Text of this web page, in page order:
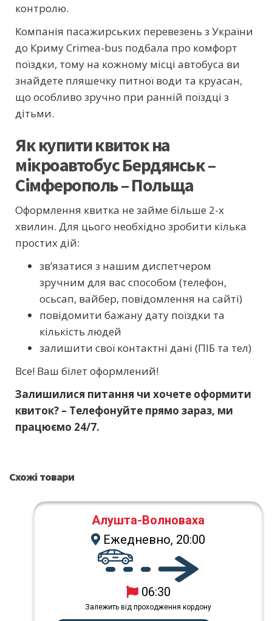
контролю.
Компанія пасажирських перевезень з України
до Криму Crimea-bus подбала про комфорт
поїздки, тому на кожному місці автобуса ви
знайдете пляшечку питної води та круасан,
що особливо зручно при ранній поїздці з
дітьми.
Як купити квиток на
мікроавтобус Бердянськ –
Сімферополь – Польща
Оформлення квитка не займе більше 2-х
хвилин. Для цього необхідно зробити кілька
простих дій:
зв’язатися з нашим диспетчером
зручним для вас способом (телефон,
осьсап, вайбер, повідомлення на сайті)
повідомити бажану дату поїздки та
кількість людей
залишити свої контактні дані (ПІБ та тел)
Все! Ваш білет оформлений!
Залишилися питання чи хочете оформити
квиток? – Телефонуйте прямо зараз, ми
працюємо 24/7.
Схожі товари
Алушта-Волноваха
Ежедневно, 20:00
06:30
Залежить від проходження кордону